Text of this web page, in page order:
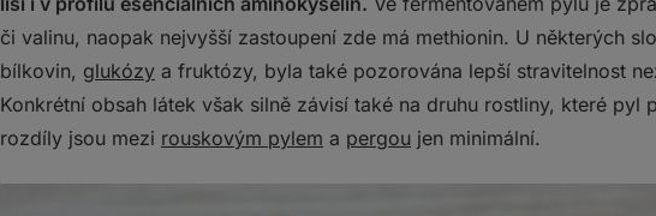
či valinu, naopak nejvyšší zastoupení zde má methionin. U některých
bílkovin, glukózy a fruktózy, byla také pozorována lepší stravitelnost
Konkrétní obsah látek však silně závisí také na druhu rostliny, které pyl
rozdíly jsou mezi rouskovým pylem a pergou jen minimální.